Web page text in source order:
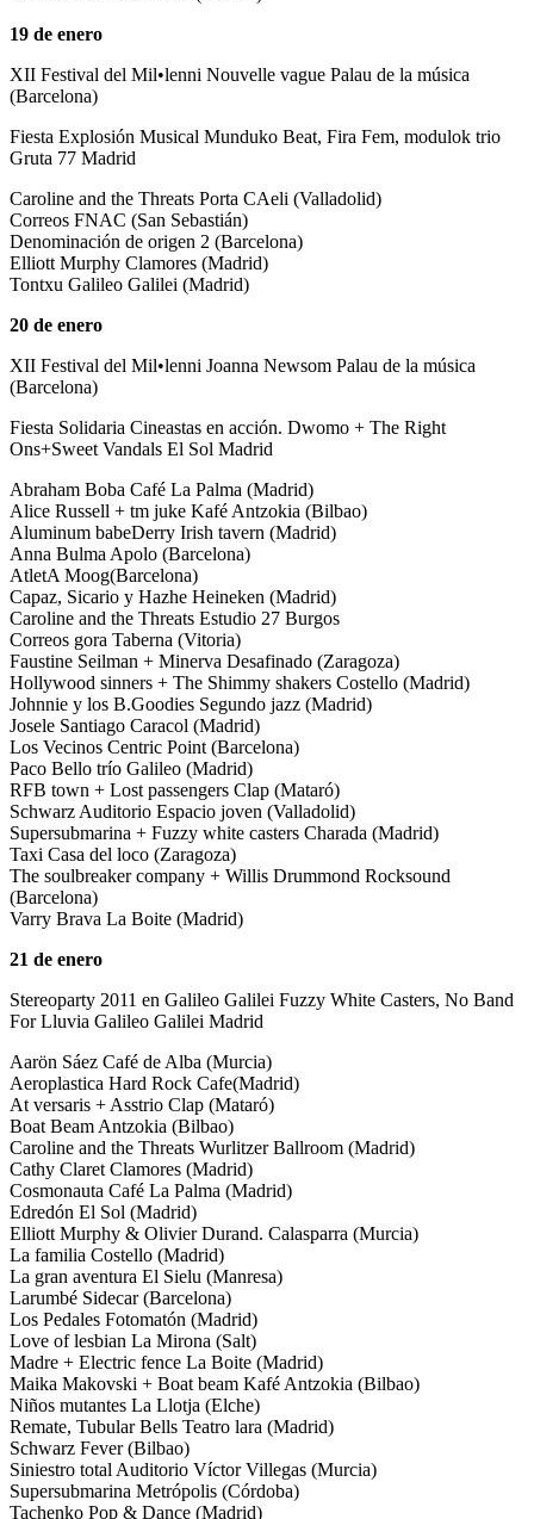
19 de enero
XII Festival del Mil•lenni Nouvelle vague Palau de la música
(Barcelona)
Fiesta Explosión Musical Munduko Beat, Fira Fem, modulok trio
Gruta 77 Madrid
Caroline and the Threats Porta CAeli (Valladolid)
Correos FNAC (San Sebastián)
Denominación de origen 2 (Barcelona)
Elliott Murphy Clamores (Madrid)
Tontxu Galileo Galilei (Madrid)
20 de enero
XII Festival del Mil•lenni Joanna Newsom Palau de la música
(Barcelona)
Fiesta Solidaria Cineastas en acción. Dwomo + The Right
Ons+Sweet Vandals El Sol Madrid
Abraham Boba Café La Palma (Madrid)
Alice Russell + tm juke Kafé Antzokia (Bilbao)
Aluminum babeDerry Irish tavern (Madrid)
Anna Bulma Apolo (Barcelona)
AtletA Moog(Barcelona)
Capaz, Sicario y Hazhe Heineken (Madrid)
Caroline and the Threats Estudio 27 Burgos
Correos gora Taberna (Vitoria)
Faustine Seilman + Minerva Desafinado (Zaragoza)
Hollywood sinners + The Shimmy shakers Costello (Madrid)
Johnnie y los B.Goodies Segundo jazz (Madrid)
Josele Santiago Caracol (Madrid)
Los Vecinos Centric Point (Barcelona)
Paco Bello trío Galileo (Madrid)
RFB town + Lost passengers Clap (Mataró)
Schwarz Auditorio Espacio joven (Valladolid)
Supersubmarina + Fuzzy white casters Charada (Madrid)
Taxi Casa del loco (Zaragoza)
The soulbreaker company + Willis Drummond Rocksound
(Barcelona)
Varry Brava La Boite (Madrid)
21 de enero
Stereoparty 2011 en Galileo Galilei Fuzzy White Casters, No Band
For Lluvia Galileo Galilei Madrid
Aarön Sáez Café de Alba (Murcia)
Aeroplastica Hard Rock Cafe(Madrid)
At versaris + Asstrio Clap (Mataró)
Boat Beam Antzokia (Bilbao)
Caroline and the Threats Wurlitzer Ballroom (Madrid)
Cathy Claret Clamores (Madrid)
Cosmonauta Café La Palma (Madrid)
Edredón El Sol (Madrid)
Elliott Murphy & Olivier Durand. Calasparra (Murcia)
La familia Costello (Madrid)
La gran aventura El Sielu (Manresa)
Larumbé Sidecar (Barcelona)
Los Pedales Fotomatón (Madrid)
Love of lesbian La Mirona (Salt)
Madre + Electric fence La Boite (Madrid)
Maika Makovski + Boat beam Kafé Antzokia (Bilbao)
Niños mutantes La Llotja (Elche)
Remate, Tubular Bells Teatro lara (Madrid)
Schwarz Fever (Bilbao)
Siniestro total Auditorio Víctor Villegas (Murcia)
Supersubmarina Metrópolis (Córdoba)
Tachenko Pop & Dance (Madrid)